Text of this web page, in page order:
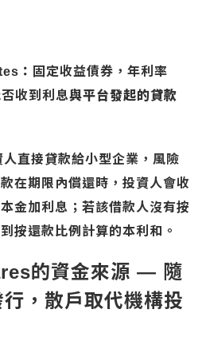
： 固定收益債券，年利率
收到利息與平台發起的貸款
人直接貸款給小型企業，風險
在期限內償還時，投資人會收
金加利息；若該借款人沒有按
按還款比例計算的本利和。
的資金來源 — 隨
，散戶取代機構投